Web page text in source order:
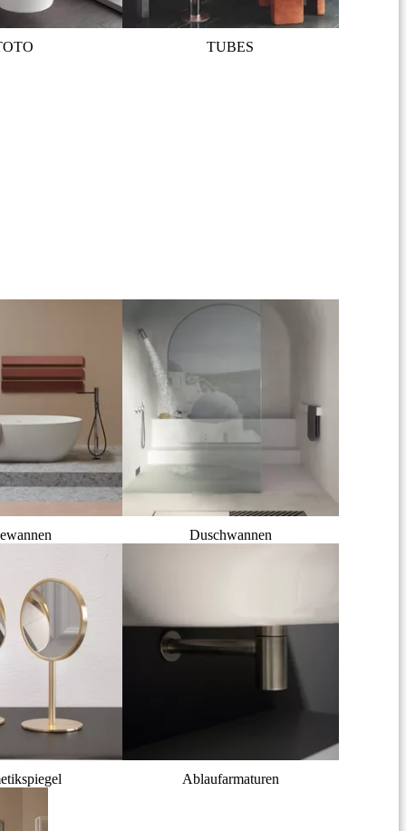
TUBES
Duschwannen
Ablaufarmaturen